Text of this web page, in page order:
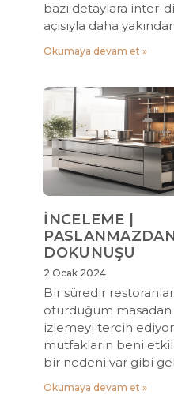
bazı detaylara inter-
açısıyla daha
Okumaya devam et »
İNCELEME |
DOKUNUŞU
2 Ocak 2024
Bir süredir
oturduğum masadan
izlemeyi tercih
mutfakların beni
bir nedeni var gibi
Okumaya devam et »